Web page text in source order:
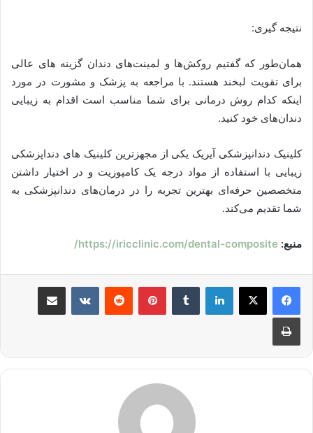
نتیجه گیری:
همان‌طور که گفتیم روکش‌ها و لمینت‌های دندان گزینه های عالی
برای تقویت لبخند هستند. با مراجعه به پزشک و مشورت در مورد
اینکه کدام روش درمانی برای شما مناسب است اقدام به زیبایی
دندان‌های خود کنید.
کلینیک دندانپزشکی آیریک یکی از مجهزترین کلینیک های دنداپزشکی
زیبایی با استفاده از مواد درجه یک کامپوزیت و در اختیار داشتن
متخصصین حرفه‌ای بهترین تجربه را در درمان‌های دندانپزشکی به
شما تقدیم می‌کند.
منبع: https://iricclinic.com/dental-composite/
لینکدین ‫تامبلر پینترست‫رددیت ‫VKontakteاشتراک گذاری از طریق ایمیل
چاپ